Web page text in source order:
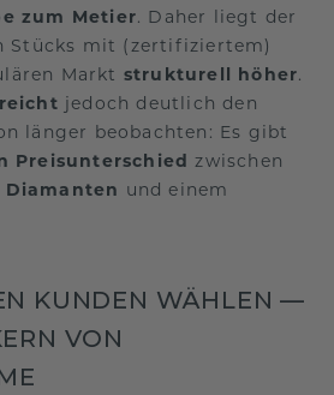
zum Metier. Daher liegt der
Stücks mit (zertifiziertem)
Markt strukturell höher.
jedoch deutlich den
länger beobachten: Es gibt
Preisunterschied zwischen
und einem
KUNDEN WÄHLEN —
VON